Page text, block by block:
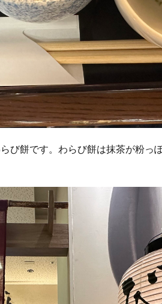
び餅です。わらび餅は抹茶が粉っ